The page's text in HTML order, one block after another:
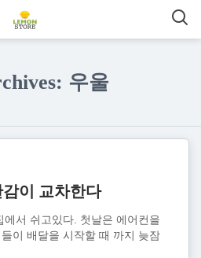
우울
이 교차한다
에서 쉬고있다. 첫날은 에어컨을
이 배달을 시작할 때 까지 늦잠